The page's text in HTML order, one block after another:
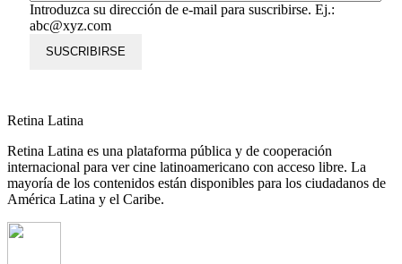
Introduzca su dirección de e-mail para suscribirse. Ej.:
abc@xyz.com
SUSCRIBIRSE
Retina Latina
Retina Latina es una plataforma pública y de cooperación
internacional para ver cine latinoamericano con acceso libre. La
mayoría de los contenidos están disponibles para los ciudadanos de
América Latina y el Caribe.